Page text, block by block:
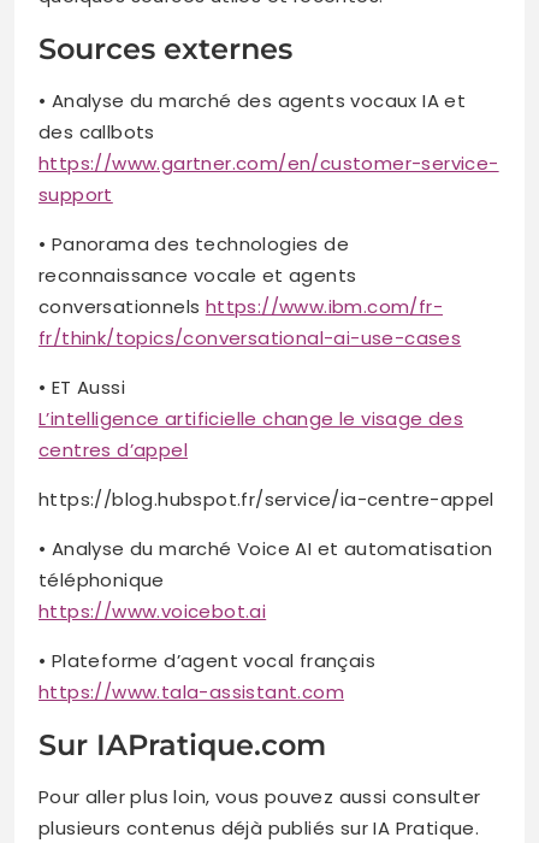
Sources externes
• Analyse du marché des agents vocaux IA et
des callbots
https://www.gartner.com/en/customer-service-
support
• Panorama des technologies de
reconnaissance vocale et agents
conversationnels https://www.ibm.com/fr-
fr/think/topics/conversational-ai-use-cases
• ET Aussi
L’intelligence artificielle change le visage des
centres d’appel
https://blog.hubspot.fr/service/ia-centre-appel
• Analyse du marché Voice AI et automatisation
téléphonique
https://www.voicebot.ai
• Plateforme d’agent vocal français
https://www.tala-assistant.com
Sur IAPratique.com
Pour aller plus loin, vous pouvez aussi consulter
plusieurs contenus déjà publiés sur IA Pratique.